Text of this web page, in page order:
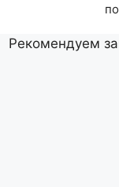
Рекомендуем